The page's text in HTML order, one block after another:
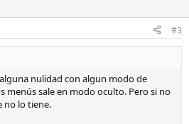
#3
nulidad con algun modo de
menús sale en modo oculto. Pero si no
no lo tiene.